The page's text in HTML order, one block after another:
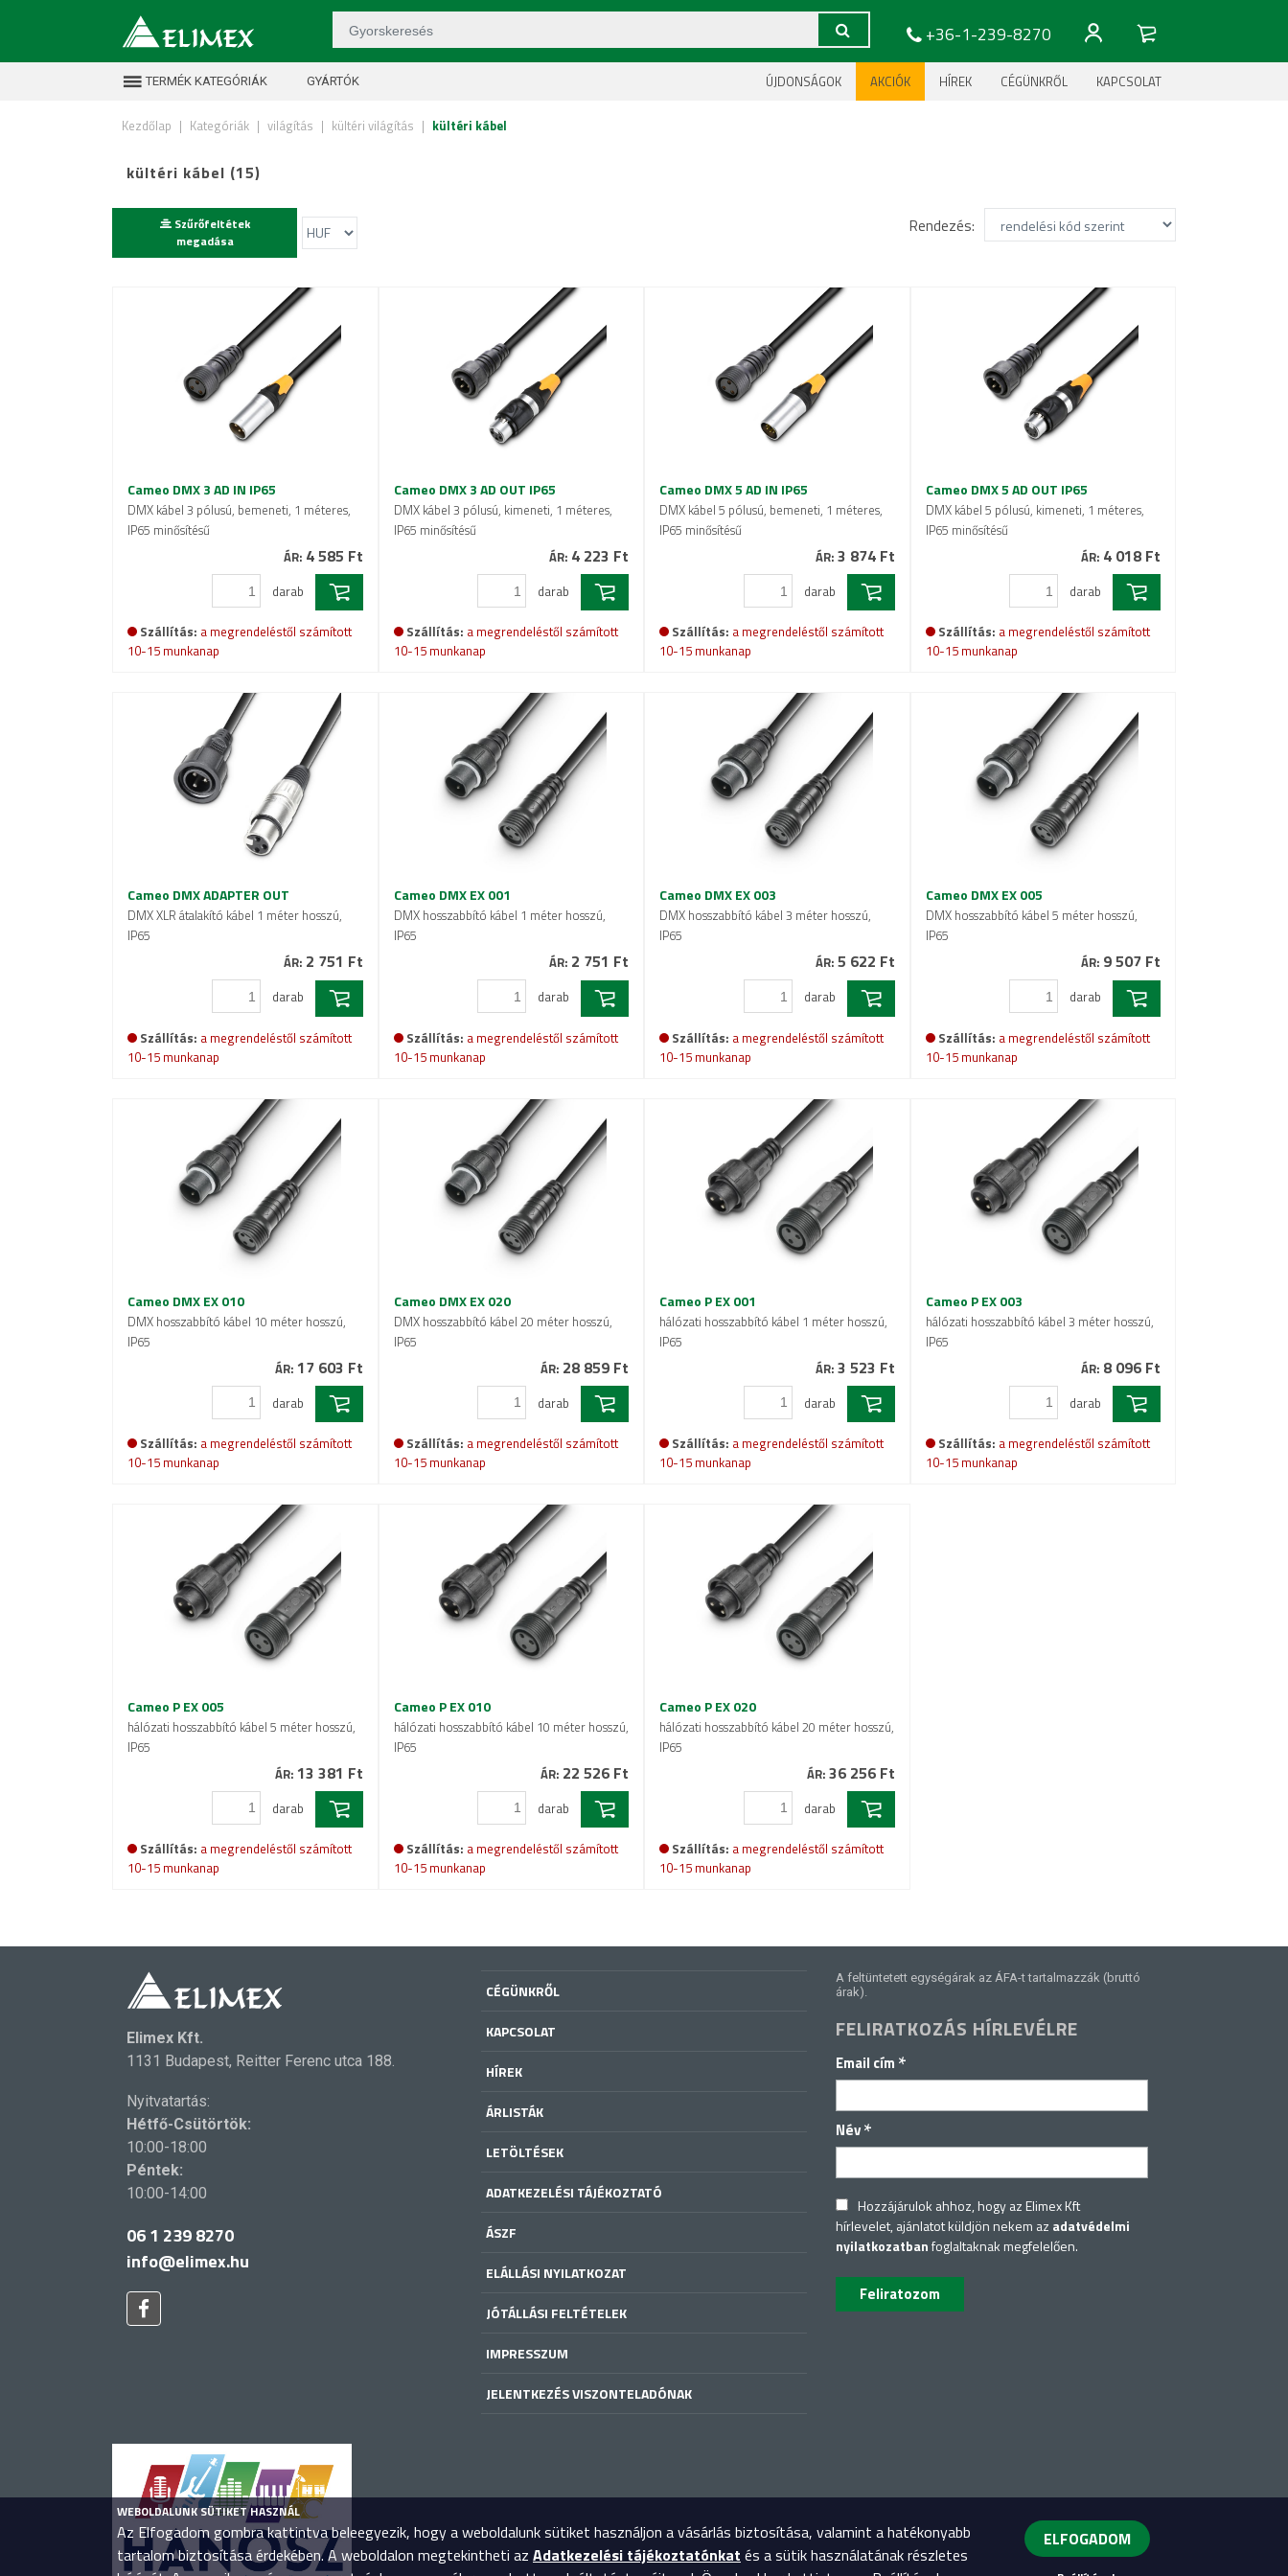
+36-1-239-8270
TERMÉK KATEGÓRIÁK GYÁRTÓK KAPCSOLAT
CÉGÜNKRŐL
HÍREK
AKCIÓK
ÚJDONSÁGOK
Kezdőlap | Kategóriák | világítás | kültéri világítás | kültéri kábel
kültéri kábel (15)
Szűrőfeltétek
megadása
Rendezés:
Cameo DMX 3 AD IN IP65
DMX kábel 3 pólusú, bemeneti, 1 méteres,
IP65 minősítésű
ÁR: 4 585 Ft
darab
Szállítás: a megrendeléstől számított
10-15 munkanap
Cameo DMX 3 AD OUT IP65
DMX kábel 3 pólusú, kimeneti, 1 méteres,
IP65 minősítésű
ÁR: 4 223 Ft
darab
Szállítás: a megrendeléstől számított
10-15 munkanap
Cameo DMX 5 AD IN IP65
DMX kábel 5 pólusú, bemeneti, 1 méteres,
IP65 minősítésű
ÁR: 3 874 Ft
darab
Szállítás: a megrendeléstől számított
10-15 munkanap
Cameo DMX 5 AD OUT IP65
DMX kábel 5 pólusú, kimeneti, 1 méteres,
IP65 minősítésű
ÁR: 4 018 Ft
darab
Szállítás: a megrendeléstől számított
10-15 munkanap
Cameo DMX ADAPTER OUT
DMX XLR átalakító kábel 1 méter hosszú,
IP65
ÁR: 2 751 Ft
darab
Szállítás: a megrendeléstől számított
10-15 munkanap
Cameo DMX EX 001
DMX hosszabbító kábel 1 méter hosszú,
IP65
ÁR: 2 751 Ft
darab
Szállítás: a megrendeléstől számított
10-15 munkanap
Cameo DMX EX 003
DMX hosszabbító kábel 3 méter hosszú,
IP65
ÁR: 5 622 Ft
darab
Szállítás: a megrendeléstől számított
10-15 munkanap
Cameo DMX EX 005
DMX hosszabbító kábel 5 méter hosszú,
IP65
ÁR: 9 507 Ft
darab
Szállítás: a megrendeléstől számított
10-15 munkanap
Cameo DMX EX 010
DMX hosszabbító kábel 10 méter hosszú,
IP65
ÁR: 17 603 Ft
darab
Szállítás: a megrendeléstől számított
10-15 munkanap
Cameo DMX EX 020
DMX hosszabbító kábel 20 méter hosszú,
IP65
ÁR: 28 859 Ft
darab
Szállítás: a megrendeléstől számított
10-15 munkanap
Cameo P EX 001
hálózati hosszabbító kábel 1 méter hosszú,
IP65
ÁR: 3 523 Ft
darab
Szállítás: a megrendeléstől számított
10-15 munkanap
Cameo P EX 003
hálózati hosszabbító kábel 3 méter hosszú,
IP65
ÁR: 8 096 Ft
darab
Szállítás: a megrendeléstől számított
10-15 munkanap
Cameo P EX 005
hálózati hosszabbító kábel 5 méter hosszú,
IP65
ÁR: 13 381 Ft
darab
Szállítás: a megrendeléstől számított
10-15 munkanap
Cameo P EX 010
hálózati hosszabbító kábel 10 méter hosszú,
IP65
ÁR: 22 526 Ft
darab
Szállítás: a megrendeléstől számított
10-15 munkanap
Cameo P EX 020
hálózati hosszabbító kábel 20 méter hosszú,
IP65
ÁR: 36 256 Ft
darab
Szállítás: a megrendeléstől számított
10-15 munkanap
Elimex Kft.
1131 Budapest, Reitter Ferenc utca 188.
Nyitvatartás:
Hétfő-Csütörtök:
10:00-18:00
Péntek:
10:00-14:00
06 1 239 8270
info@elimex.hu
CÉGÜNKRŐL
KAPCSOLAT
HÍREK
ÁRLISTÁK
LETÖLTÉSEK
ADATKEZELÉSI TÁJÉKOZTATÓ
ÁSZF
ELÁLLÁSI NYILATKOZAT
JÓTÁLLÁSI FELTÉTELEK
IMPRESSZUM
JELENTKEZÉS VISZONTELADÓNAK
A feltüntetett egységárak az ÁFA-t tartalmazzák (bruttó
árak).
FELIRATKOZÁS HÍRLEVÉLRE
Email cím *
Név*
Hozzájárulok ahhoz, hogy az Elimex Kft
hírlevelet, ajánlatot küldjön nekem az adatvédelmi
nyilatkozatbanfoglaltaknak megfelelően.
WEBOLDALUNK SÜTIKET HASZNÁL
Az Elfogadom gombra kattintva beleegyezik, hogy a weboldalunk sütiket használjon a vásárlás biztosítása, valamint a hatékonyabb
tartalom biztosítása érdekében. A weboldalon megtekintheti az Adatkezelési tájékoztatónkat és a sütik használatának részletes
ELFOGADOM